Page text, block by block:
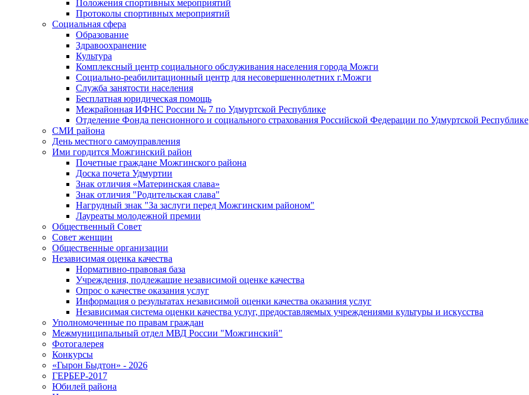
Положения спортивных мероприятий
Протоколы спортивных мероприятий
Социальная сфера
Образование
Здравоохранение
Культура
Комплексный центр социального обслуживания населения города Можги
Социально-реабилитационный центр для несовершеннолетних г.Можги
Служба занятости населения
Бесплатная юридическая помощь
Межрайонная ИФНС России № 7 по Удмуртской Республике
Отделение Фонда пенсионного и социального страхования Российской Федерации по Удмуртской Республике
СМИ района
День местного самоуправления
Ими гордится Можгинский район
Почетные граждане Можгинского района
Доска почета Удмуртии
Знак отличия «Материнская слава»
Знак отличия "Родительская слава"
Нагрудный знак "За заслуги перед Можгинским районом"
Лауреаты молодежной премии
Общественный Совет
Совет женщин
Общественные организации
Независимая оценка качества
Нормативно-правовая база
Учреждения, подлежащие независимой оценке качества
Опрос о качестве оказания услуг
Информация о результатах независимой оценки качества оказания услуг
Независимая система оценки качества услуг, предоставляемых учреждениями культуры и искусства
Уполномоченные по правам граждан
Межмуниципальный отдел МВД России "Можгинский"
Фотогалерея
Конкурсы
«Гырон Быдтон» - 2026
ГЕРБЕР-2017
Юбилей района